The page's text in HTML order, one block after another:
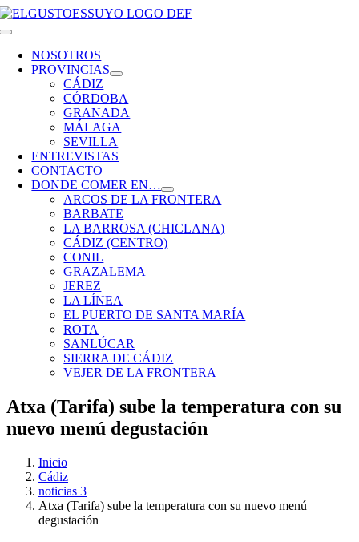
Saltar
al
Toggle
NavigationNOSOTROS
PROVINCIAS
CÁDIZ
CÓRDOBA
GRANADA
MÁLAGA
SEVILLA
ENTREVISTAS
CONTACTO
DONDE COMER EN…
ARCOS DE LA FRONTERA
BARBATE
LA BARROSA (CHICLANA)
CÁDIZ (CENTRO)
CONIL
GRAZALEMA
JEREZ
LA LÍNEA
EL PUERTO DE SANTA MARÍA
ROTA
SANLÚCAR
SIERRA DE CÁDIZ
VEJER DE LA FRONTERA
Atxa (Tarifa) sube la temperatura con su
nuevo menú degustación
Inicio
Cádiz
noticias 3
Atxa (Tarifa) sube la temperatura con su nuevo menú
degustación